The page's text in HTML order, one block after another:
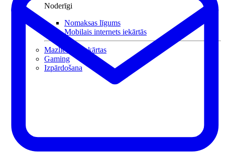
Noderīgi
Nomaksas līgums
Mobilais internets iekārtās
Mazlietotas iekārtas
Gaming
Izpārdošana